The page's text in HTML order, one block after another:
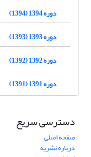
دوره 1394 (1394)
دوره 1393 (1393)
دوره 1392 (1392)
دوره 1391 (1391)
دسترسی سریع
صفحه اصلی
درباره نشریه